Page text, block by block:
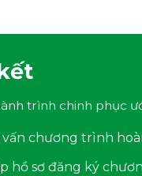
trình chinh phục
vấn chương trình
hồ sơ đăng ký